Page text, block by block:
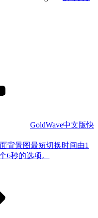
GoldWave中文版快
背景图最短切换时间由1
6秒的选项。